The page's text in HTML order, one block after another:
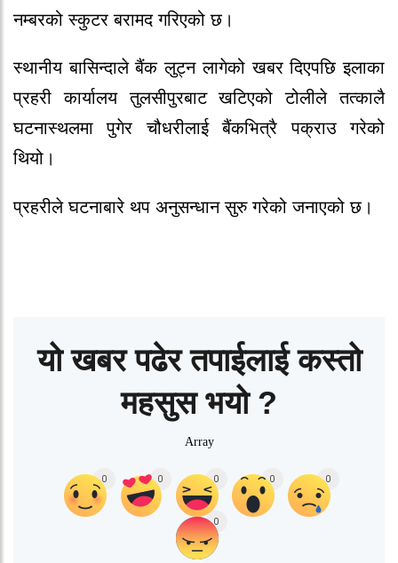
नम्बरको स्कुटर बरामद गरिएको छ।
स्थानीय बासिन्दाले बैंक लुट्न लागेको खबर दिएपछि इलाका
प्रहरी कार्यालय तुलसीपुरबाट खटिएको टोलीले तत्कालै
घटनास्थलमा पुगेर चौधरीलाई बैंकभित्रै पक्राउ गरेको
थियो।
प्रहरीले घटनाबारे थप अनुसन्धान सुरु गरेको जनाएको छ।
यो खबर पढेर तपाईलाई कस्तो
महसुस भयो ?
Array
0 0 0 0 0
0